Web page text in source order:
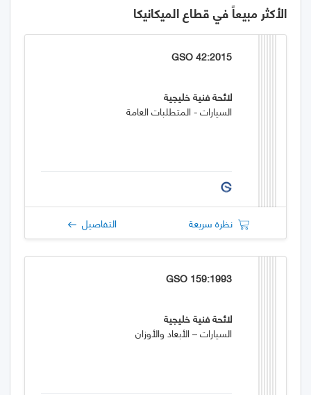
الأكثر مبيعاً في قطاع الميكانيكا
GSO 42:2015
لائحة فنية خليجية
السيارات - المتطلبات العامة
نظرة سريعة التفاصيل
GSO 159:1993
لائحة فنية خليجية
السيارات – الأبعاد والأوزان